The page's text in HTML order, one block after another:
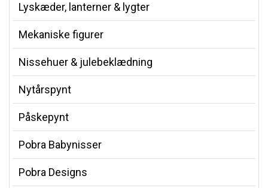
Lyskæder, lanterner & lygter
Mekaniske figurer
Nissehuer & julebeklædning
Nytårspynt
Påskepynt
Pobra Babynisser
Pobra Designs